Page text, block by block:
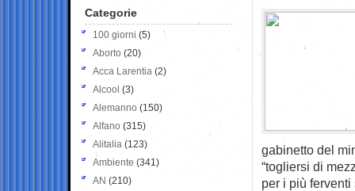
gabinetto del
“togliersi di
per i più
Categorie
100 giorni (5)
Aborto (20)
Acca Larentia (2)
Alcool (3)
Alemanno (150)
Alfano (315)
Alitalia (123)
Ambiente (341)
AN (210)